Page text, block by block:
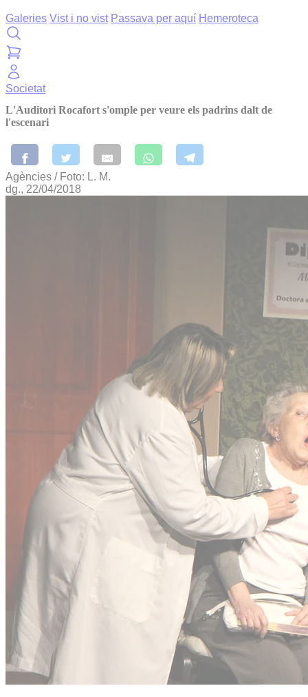
Galeries Vist i no vist Passava per aquí Hemeroteca
Societat
L'Auditori Rocafort s'omple per veure els padrins dalt de
l'escenari
Agències / Foto: L. M.
dg., 22/04/2018